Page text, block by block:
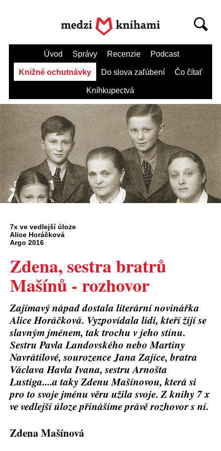
Úvod Správy Recenzie Podcast
Knižné ochutnávky Do slova zaľúbení Čo čítať
Kníhkupectvá
7x ve vedlejší úloze
Alice Horáčková
Argo 2016
Zdena, sestra bratrů
Mašínů - rozhovor
Zajímavý nápad dostala literární novinářka
Alice Horáčková. Vyzpovídala lidi, kteří žijí se
slavným jménem, tak trochu v jeho stínu.
Sestru Pavla Landovského nebo Martiny
Navrátilové, sourozence Jana Zajíce, bratra
Václava Havla Ivana, sestru Arnošta
Lustiga....a taky Zdenu Mašínovou, která si
pro to svoje jménu věru užila svoje. Z knihy 7 x
ve vedlejší úloze přinášíme právě rozhovor s ní.
Zdena Mašínová